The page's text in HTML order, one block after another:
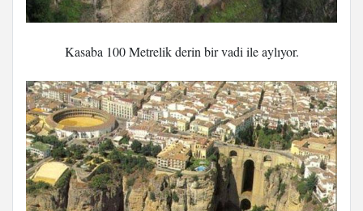
Kasaba 100 Metrelik derin bir vadi ile aylıyor.